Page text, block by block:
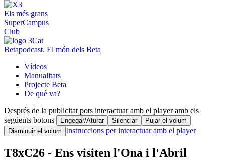
Els més grans
SuperCampus
Club
Betapodcast. El món dels Beta
Vídeos
Manualitats
Projecte Beta
De què va?
Després de la publicitat pots interactuar amb el player amb els
següents botons
Engegar/Aturar Silenciar
Pujar el volum
Disminuir el volum Instruccions per interactuar amb el player
T8xC26 - Ens visiten l'Ona i l'Abril